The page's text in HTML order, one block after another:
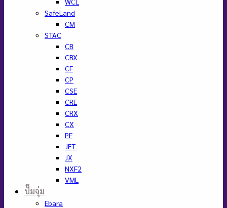
SafeLand
CM
STAC
CB
CBX
CF
CP
CSE
CRE
CRX
CX
PF
JET
JX
NXF2
VML
ปั๊มจุ่ม
Ebara